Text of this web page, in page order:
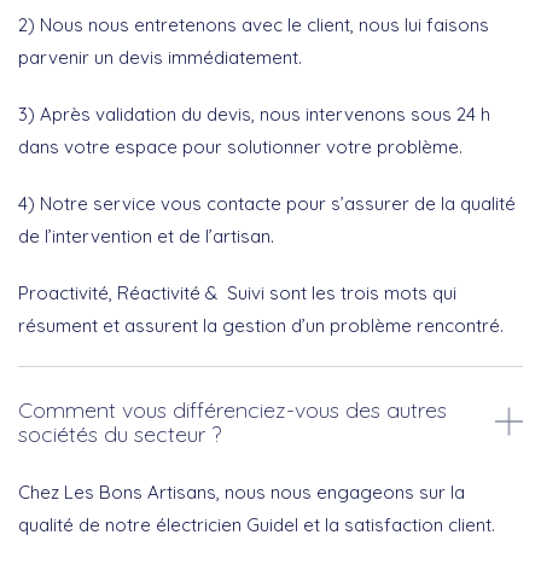
2) Nous nous entretenons avec le client, nous lui faisons
parvenir un devis immédiatement.
3) Après validation du devis, nous intervenons sous 24 h
dans votre espace pour solutionner votre problème.
4) Notre service vous contacte pour s’assurer de la qualité
de l’intervention et de l’artisan.
Proactivité, Réactivité & Suivi sont les trois mots qui
résument et assurent la gestion d’un problème rencontré.
Comment vous différenciez-vous des autres
sociétés du secteur ?
Chez Les Bons Artisans, nous nous engageons sur la
qualité de notre électricien Guidel et la satisfaction client.